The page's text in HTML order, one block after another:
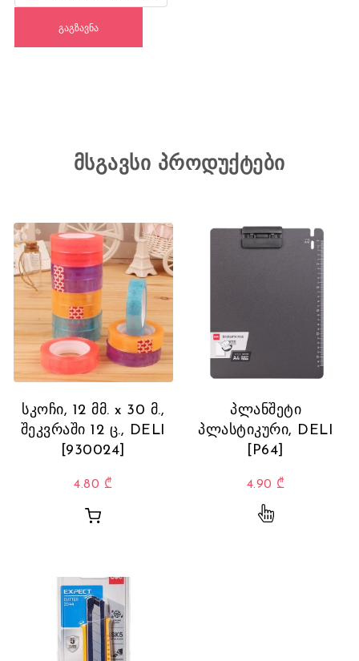
მსგავსი პროდუქტები
სკოჩი, 12 მმ. x 30 მ.,
შეკვრაში 12 ც., DELI
[930024]
4.80 ₾
პლანშეტი
პლასტიკური, DELI
[P64]
4.90 ₾